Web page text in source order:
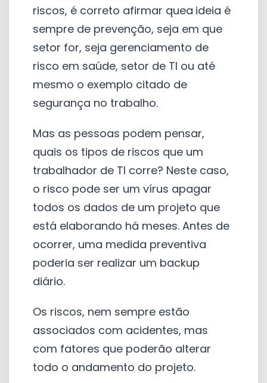
riscos, é correto afirmar quea ideia é
sempre de prevenção, seja em que
setor for, seja gerenciamento de
risco em saúde, setor de TI ou até
mesmo o exemplo citado de
segurança no trabalho.
Mas as pessoas podem pensar,
quais os tipos de riscos que um
trabalhador de TI corre? Neste caso,
o risco pode ser um vírus apagar
todos os dados de um projeto que
está elaborando há meses. Antes de
ocorrer, uma medida preventiva
poderia ser realizar um backup
diário.
Os riscos, nem sempre estão
associados com acidentes, mas
com fatores que poderão alterar
todo o andamento do projeto.